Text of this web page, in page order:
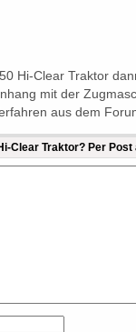
Hi-Clear Traktor
mit der
aus dem
Clear Traktor? Per